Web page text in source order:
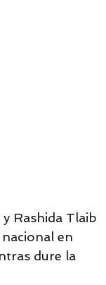
Rashida Tlaib
en
dure la